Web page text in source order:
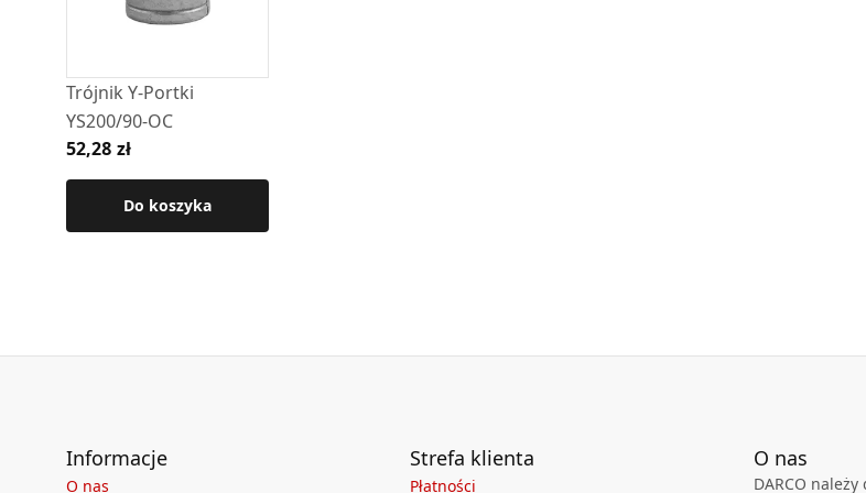
Szczegółowe wymiary oraz pozostałe parametry techniczne dostępne są w karcie
Trójnik Y-Portki
YS200/90-OC
52,28 zł
Do koszyka
Informacje
O nas
Strefa klienta
Płatności
O nas
DARCO